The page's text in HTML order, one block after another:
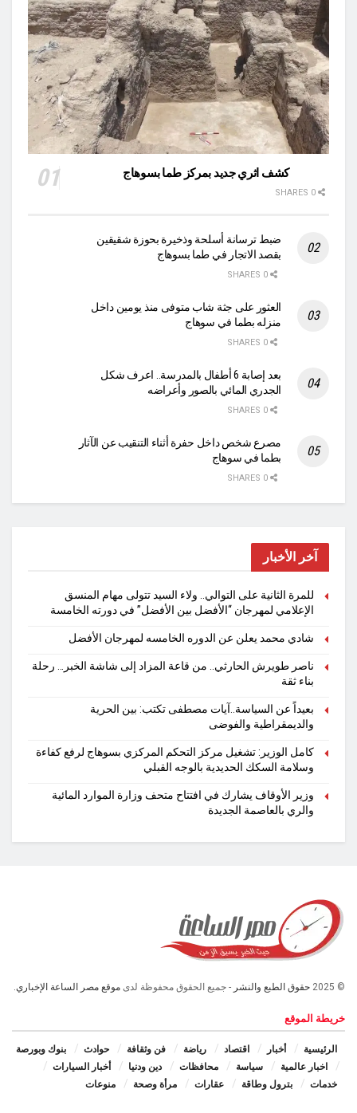
كشف اثري جديد بمركز طما بسوهاج
ضبط ترسانة أسلحة وذخيرة بحوزة شقيقين
بقصد الاتجار في طما بسوهاج
العثور على جثة شاب متوفى منذ يومين داخل
منزله بطما في سوهاج
بعد إصابة 6 أطفال بالمدرسة.. اعرف شكل
الجدري المائي بالصور وأعراضه
مصرع شخص داخل حفرة أثناء التنقيب عن الآثار
بطما في سوهاج
آخر الأخبار
للمرة الثانية على التوالي.. ولاء السيد تتولى مهام المنسق
الإعلامي لمهرجان “الأفضل بين الأفضل” في دورته الخامسة
شادي محمد يعلن عن الدوره الخامسه لمهرجان الأفضل
ناصر طويرش الحارثي.. من قاعة المزاد إلى شاشة الخبر… رحلة
بناء ثقة
بعيداً عن السياسة..آيات مصطفى تكتب: بين الحرية
والديمقراطية والفوضى
كامل الوزير: تشغيل مركز التحكم المركزي بسوهاج لرفع كفاءة
وسلامة السكك الحديدية بالوجه القبلي
وزير الأوقاف يشارك في افتتاح متحف وزارة الموارد المائية
والري بالعاصمة الجديدة
© 2025 حقوق الطبع والنشر - جميع الحقوق محفوظة لدى موقع مصر الساعة الإخباري.
خريطة الموقع
الرئيسية أخبار اقتصاد رياضة فن وثقافة حوادث
بنوك وبورصة
اخبار عالمية
سياسة محافظات دين ودنيا
أخبار السيارات
خدمات
بترول وطاقة عقارات مرأة وصحة منوعات